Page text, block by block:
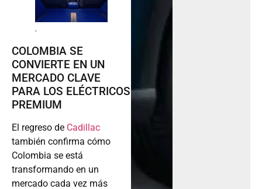
.
COLOMBIA SE
CONVIERTE EN UN
MERCADO CLAVE
PARA LOS ELÉCTRICOS
PREMIUM
El regreso de Cadillac
también confirma cómo
Colombia se está
transformando en un
mercado cada vez más